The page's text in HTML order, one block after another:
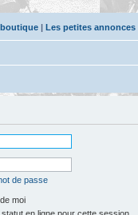
| Les petites
de passe
moi